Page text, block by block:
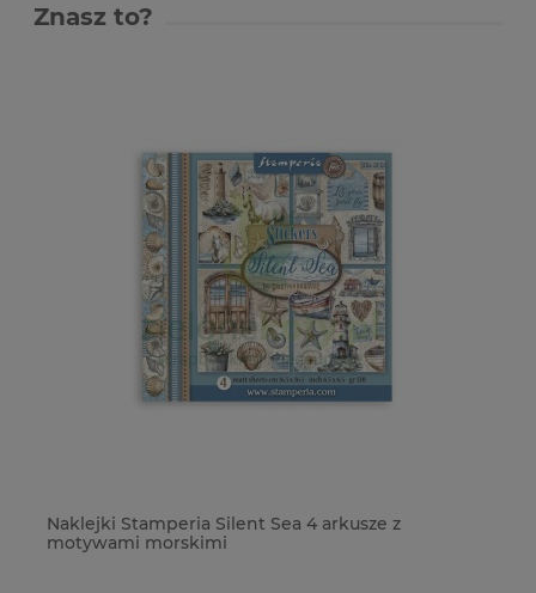
Znasz to?
Naklejki Stamperia Silent Sea 4 arkusze z
motywami morskimi